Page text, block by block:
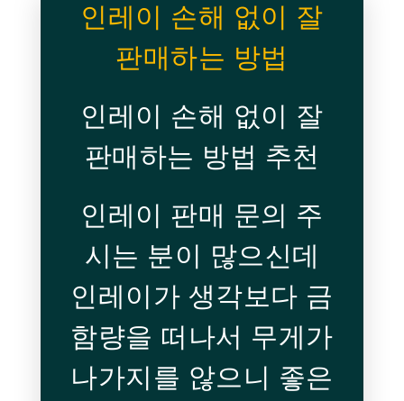
인레이 손해 없이 잘
판매하는 방법
인레이 손해 없이 잘
판매하는 방법 추천
인레이 판매 문의 주
시는 분이 많으신데
인레이가 생각보다 금
함량을 떠나서 무게가
나가지를 않으니​ 좋은